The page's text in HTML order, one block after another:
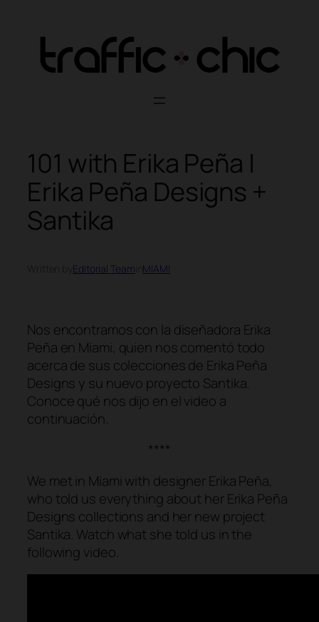
content
101 with Erika Peña |
Erika Peña Designs +
Santika
Editorial Team MIAMI
Nos encontramos con la diseñadora Erika
Peña en Miami, quien nos comentó todo
acerca de sus colecciones de Erika Peña
Designs y su nuevo proyecto Santika.
Conoce qué nos dijo en el video a
continuación.
****
We met in Miami with designer Erika Peña,
who told us everything about her Erika Peña
Designs collections and her new project
Santika. Watch what she told us in the
following video.